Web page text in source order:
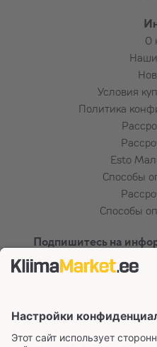
О
Условия
Политика
Esto
Способы
Способы
Подпишитесь на
Сертификаты и